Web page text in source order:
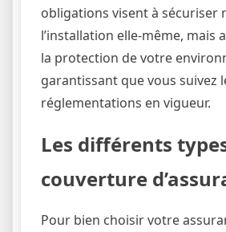
obligations visent à sécuriser
l’installation elle-même, mais
la protection de votre
garantissant que vous suivez
réglementations en vigueur.
Les différents
couverture
Pour bien choisir votre